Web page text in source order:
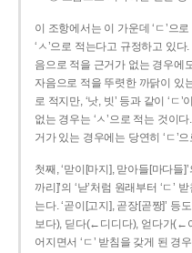
이 조항에서는 이 가운데 ‘ㄷ’으
‘ㅅ’으로 적는다고 규정하고 있
음으로 적을 근거가 없는 경우에
자음으로 적을 뚜렷한 까닭이 있
로 적지만, ‘낫, 빗’ 등과 같이 ‘ㄷ
없는 경우는 ‘ㅅ’으로 적는 것이
거가 있는 경우에는 당연히 ‘ㄷ’
첫째, ‘맏이[마지], 맏아들[마다들]’
까리]’의 ‘낟’처럼 원래부터 ‘ㄷ’
는다. ‘곧이[고지], 곧장[곧짱]’ 등
보다), 딛다(←디디다), 얻다가(←
어지면서 ‘ㄷ’ 받침을 갖게 된 경